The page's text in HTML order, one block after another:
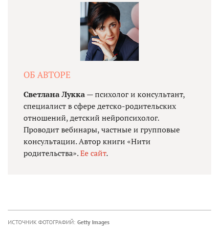
ОБ АВТОРЕ
Светлана Лукка— психолог и консультант,
специалист в сфере детско-родительских
отношений, детский нейропсихолог.
Проводит вебинары, частные и групповые
консультации. Автор книги «Нити
родительства».Ее сайт.
ИСТОЧНИК ФОТОГРАФИЙ: Getty Images